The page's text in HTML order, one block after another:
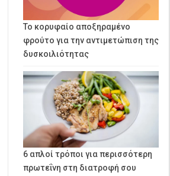
Το κορυφαίο αποξηραμένο
φρούτο για την αντιμετώπιση της
δυσκοιλιότητας
6 απλοί τρόποι για περισσότερη
πρωτεΐνη στη διατροφή σου